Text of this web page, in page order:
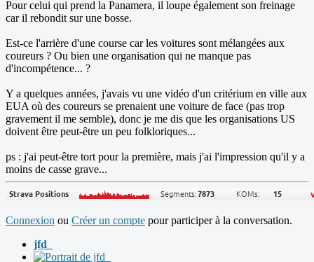
Pour celui qui prend la Panamera, il loupe également son freinage
car il rebondit sur une bosse.
Est-ce l'arrière d'une course car les voitures sont mélangées aux
coureurs ? Ou bien une organisation qui ne manque pas
d'incompétence... ?
Y a quelques années, j'avais vu une vidéo d'un critérium en ville aux
EUA où des coureurs se prenaient une voiture de face (pas trop
gravement il me semble), donc je me dis que les organisations US
doivent être peut-être un peu folkloriques...
ps : j'ai peut-être tort pour la première, mais j'ai l'impression qu'il y a
moins de casse grave...
Connexion ou Créer un compte pour participer à la conversation.
jfd_